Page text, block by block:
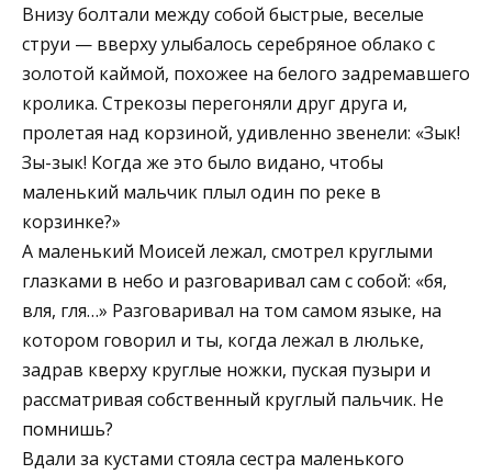
Внизу болтали между собой быстрые, веселые
струи — вверху улыбалось серебряное облако с
золотой каймой, похожее на белого задремавшего
кролика. Стрекозы перегоняли друг друга и,
пролетая над корзиной, удивленно звенели: «Зык!
Зы-зык! Когда же это было видано, чтобы
маленький мальчик плыл один по реке в
корзинке?»
А маленький Моисей лежал, смотрел круглыми
глазками в небо и разговаривал сам с собой: «бя,
вля, гля…» Разговаривал на том самом языке, на
котором говорил и ты, когда лежал в люльке,
задрав кверху круглые ножки, пуская пузыри и
рассматривая собственный круглый пальчик. Не
помнишь?
Вдали за кустами стояла сестра маленького